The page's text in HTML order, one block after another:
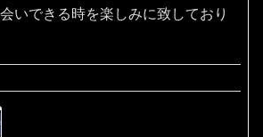
いできる時を楽しみに致しており